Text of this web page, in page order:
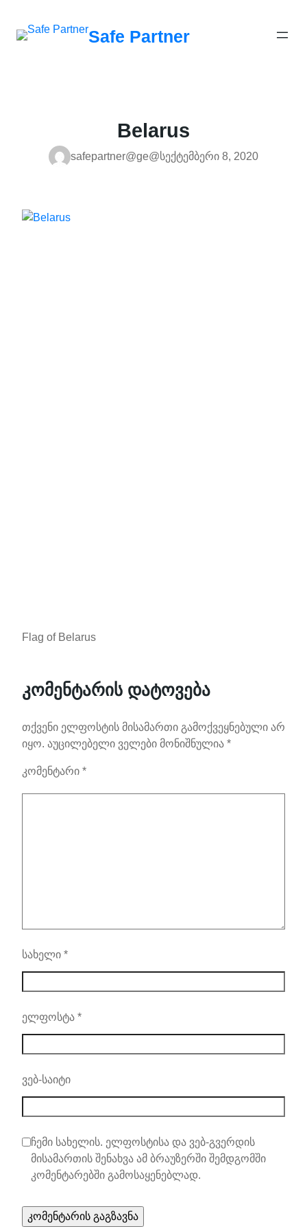
გადასვლა
Safe Partner
Belarus
safepartner@ge@სექტემბერი 8, 2020
Flag of Belarus
კომენტარის დატოვება
თქვენი ელფოსტის მისამართი გამოქვეყნებული არ
იყო. აუცილებელი ველები მონიშნულია *
კომენტარი *
სახელი *
ელფოსტა *
ვებ-საიტი
ჩემი სახელის. ელფოსტისა და ვებ-გვერდის
მისამართის შენახვა ამ ბრაუზერში შემდგომში
კომენტარებში გამოსაყენებლად.